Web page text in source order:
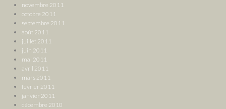
novembre 2011
octobre 2011
septembre 2011
août 2011
juillet 2011
juin 2011
mai 2011
avril 2011
mars 2011
février 2011
janvier 2011
décembre 2010